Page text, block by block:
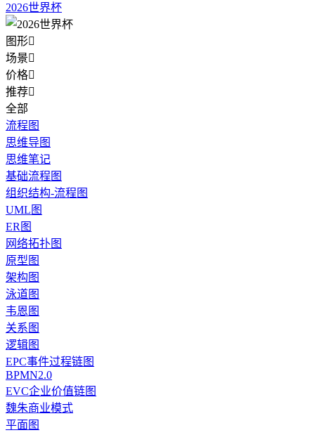
2026世界杯
图形
场景
价格
推荐
全部
流程图
思维导图
思维笔记
基础流程图
组织结构-流程图
UML图
ER图
网络拓扑图
原型图
架构图
泳道图
韦恩图
关系图
逻辑图
EPC事件过程链图
BPMN2.0
EVC企业价值链图
魏朱商业模式
平面图